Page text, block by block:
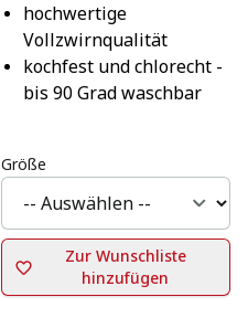
hochwertige
Vollzwirnqualität
kochfest und chlorecht -
bis 90 Grad waschbar
Größe
Zur Wunschliste
hinzufügen